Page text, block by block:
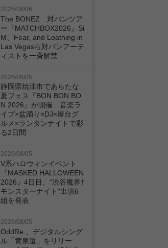
2026/08/06
The BONEZ 対バンツア
ー『MATCHBOX2026』Si
M、Fear, and Loathing in
Las Vegasら対バンアーテ
ィストを一斉解禁
2026/08/05
静岡県焼津市であらたな
夏フェス『BON BON BO
N 2026』が開催 音楽ラ
イブ×盆踊り×DJ×屋台グ
ルメ×ランタンナイトで彩
る2日間
2026/08/05
V系ハロウィンイベント
『MASKED HALLOWEEN
2026』4日目、“渋谷魔界†
モンスターナイト”出演6
組を発表
2026/08/05
OddRe:、デジタルシング
ル「黄泉還」をリリー